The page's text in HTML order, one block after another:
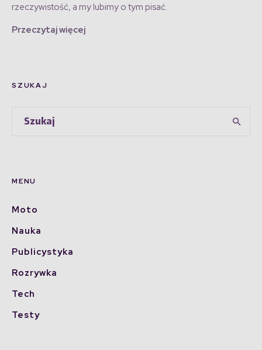
rzeczywistość, a my lubimy o tym pisać.
Przeczytaj więcej
SZUKAJ
MENU
Moto
Nauka
Publicystyka
Rozrywka
Tech
Testy